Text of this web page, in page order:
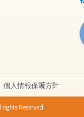
個人情報保護方針
Reserved.